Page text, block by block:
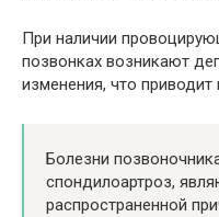
При наличии
позвонках возникают
изменения, что
Болезни
спондилоартроз,
распространенной